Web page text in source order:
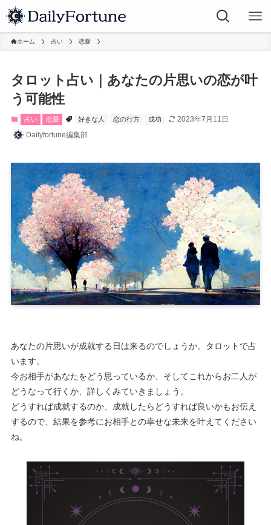
ホーム 占い 恋愛
タロット占い｜あなたの片思いの恋が叶
う可能性
占い 恋愛 好きな人 恋の行方 成功
2023年7月11日
Dailyfortune編集部
あなたの片思いが成就する日は来るのでしょうか。タロットで占
います。
今お相手があなたをどう思っているか、そしてこれからお二人が
どうなって行くか、詳しくみていきましょう。
どうすれば成就するのか、成就したらどうすれば良いかもお伝え
するので、結果を参考にお相手との幸せな未来を叶えてください
ね。